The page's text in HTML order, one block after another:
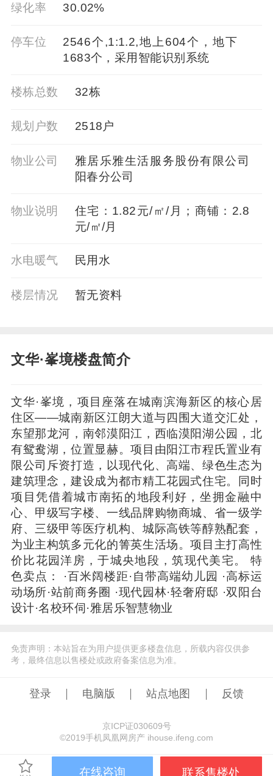
绿化率 30.02%
停车位
2546个,1:1.2,地上604个，地下
1683个，采用智能识别系统
楼栋总数 32栋
规划户数 2518户
物业公司
雅居乐雅生活服务股份有限公司
阳春分公司
物业说明
住宅：1.82元/㎡/月；商铺：2.8
元/㎡/月
水电暖气 民用水
楼层情况 暂⽆资料
文华·峯境楼盘简介
文华·峯境，项目座落在城南滨海新区的核心居
住区——城南新区江朗大道与四围大道交汇处，
东望那龙河，南邻漠阳江，西临漠阳湖公园，北
有鸳鸯湖，位置显赫。项目由阳江市程氏置业有
限公司斥资打造，以现代化、高端、绿色生态为
建筑理念，建设成为都市精工花园式住宅。同时
项目凭借着城市南拓的地段利好，坐拥金融中
心、甲级写字楼、一线品牌购物商城、省一级学
府、三级甲等医疗机构、城际高铁等醇熟配套，
为业主构筑多元化的箐英生活场。项目主打高性
价比花园洋房，于城央地段，筑现代美宅。 特
色卖点： ·百米阔楼距·自带高端幼儿园 ·高标运
动场所·站前商务圈 ·现代园林·轻奢府邸 ·双阳台
设计·名校环伺·雅居乐智慧物业
免责声明：本站旨在为用户提供更多楼盘信息，所载内容仅供参
考，最终信息以售楼处或政府备案信息为准。
登录 电脑版 站点地图 反馈
京ICP证030609号
©️2019手机凤凰网房产 ihouse.ifeng.com
在线咨询 联系售楼处